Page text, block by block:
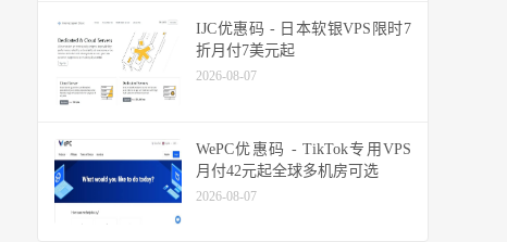
IJC优惠码 - 日本软银VPS限时7
折月付7美元起
2026-08-07
WePC优惠码 - TikTok专用VPS
月付42元起全球多机房可选
2026-08-07